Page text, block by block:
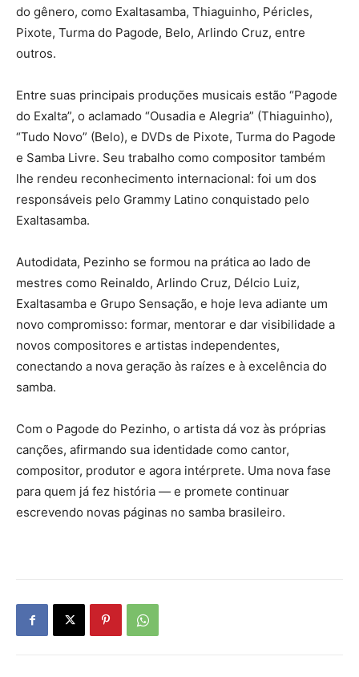
do gênero, como Exaltasamba, Thiaguinho, Péricles,
Pixote, Turma do Pagode, Belo, Arlindo Cruz, entre
outros.
Entre suas principais produções musicais estão “Pagode
do Exalta”, o aclamado “Ousadia e Alegria” (Thiaguinho),
“Tudo Novo” (Belo), e DVDs de Pixote, Turma do Pagode
e Samba Livre. Seu trabalho como compositor também
lhe rendeu reconhecimento internacional: foi um dos
responsáveis pelo Grammy Latino conquistado pelo
Exaltasamba.
Autodidata, Pezinho se formou na prática ao lado de
mestres como Reinaldo, Arlindo Cruz, Délcio Luiz,
Exaltasamba e Grupo Sensação, e hoje leva adiante um
novo compromisso: formar, mentorar e dar visibilidade a
novos compositores e artistas independentes,
conectando a nova geração às raízes e à excelência do
samba.
Com o Pagode do Pezinho, o artista dá voz às próprias
canções, afirmando sua identidade como cantor,
compositor, produtor e agora intérprete. Uma nova fase
para quem já fez história — e promete continuar
escrevendo novas páginas no samba brasileiro.